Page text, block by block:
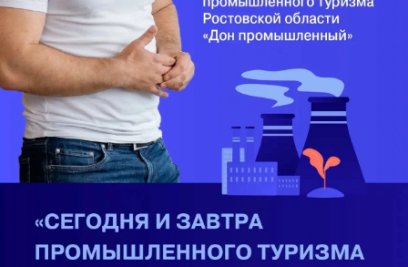
налогоплательщика о сумме налога, налоговой
базе и сумме убытка»,— пояснила Анна Ковалева.
В налоговой службе считают, что рост числа
пользователей АУСН свидетельствует о
постепенном переходе бизнеса к цифровым
форматам взаимодействия с государством.
Одновременно усиливается автоматизация
контроля за расчетами и налоговой отчетностью.
Участники рынка отмечают, что интерес бизнеса к